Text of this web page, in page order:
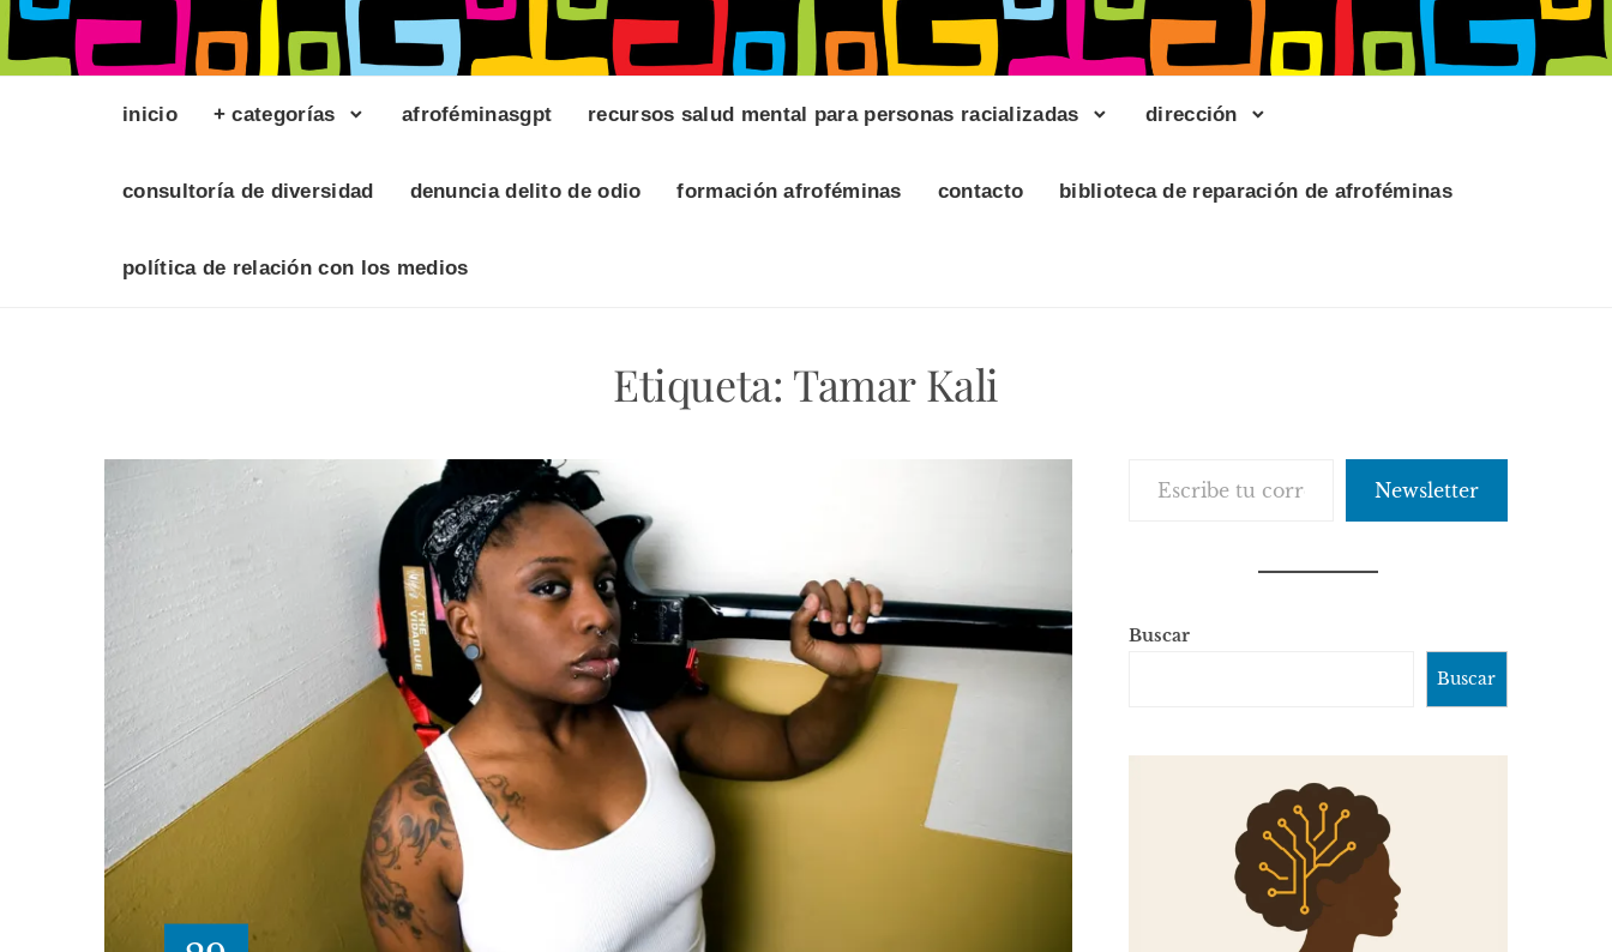
inicio + categorías afroféminasgpt recursos salud mental para personas racializadas dirección
consultoría de diversidad denuncia delito de odio formación afroféminas contacto biblioteca de reparación de afroféminas
política de relación con los medios
Etiqueta: Tamar Kali
Newsletter
Buscar
Buscar